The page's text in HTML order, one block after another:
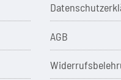
AGB